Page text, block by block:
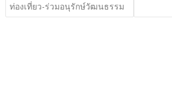
ท่องเที่ยว-ร่วมอนุรักษ์วัฒนธรรม